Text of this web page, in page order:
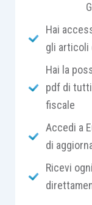
redditi
presenza
comma 2-
misura pari
“1861”
da
per cento dei
34/2019 per
misura parial
Hai
gli articoli
Hai la
pdf di
fiscale
Accedi a
di
Ricevi